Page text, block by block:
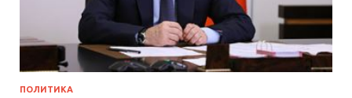
ПОЛИТИКА